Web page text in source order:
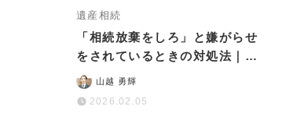
遺産相続
「相続放棄をしろ」と嫌がらせ
をされているときの対処法｜泣
き寝入りしないための知識と注
意点を解説
山越 勇輝
2026.02.05